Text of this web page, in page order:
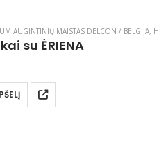
AUGINTINIŲ MAISTAS DELCON / BELGIJA,
su ĖRIENA